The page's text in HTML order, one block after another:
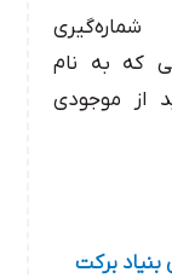
که به نام
از موجودی
برکت